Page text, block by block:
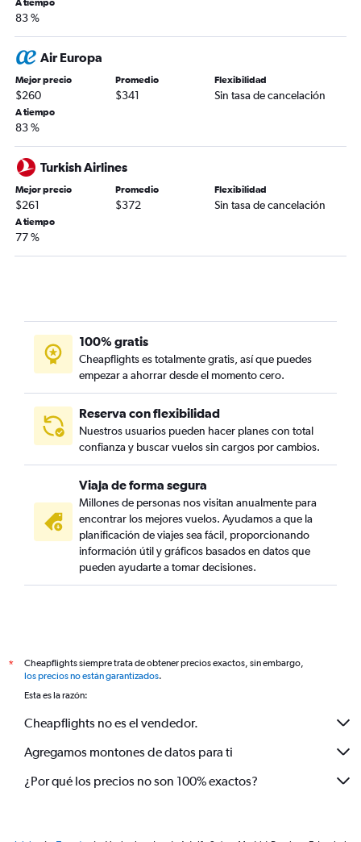
A tiempo
83 %
Air Europa
Mejor precio
$260
Promedio
$341
Flexibilidad
Sin tasa de cancelación
A tiempo
83 %
Turkish Airlines
Mejor precio
$261
Promedio
$372
Flexibilidad
Sin tasa de cancelación
A tiempo
77 %
100% gratis
Cheapflights es totalmente gratis, así que puedes
empezar a ahorrar desde el momento cero.
Reserva con flexibilidad
Nuestros usuarios pueden hacer planes con total
confianza y buscar vuelos sin cargos por cambios.
Viaja de forma segura
Millones de personas nos visitan anualmente para
encontrar los mejores vuelos. Ayudamos a que la
planificación de viajes sea fácil, proporcionando
información útil y gráficos basados en datos que
pueden ayudarte a tomar decisiones.
*
Cheapflights siempre trata de obtener precios exactos, sin embargo,
los precios no están garantizados.
Esta es la razón:
Cheapflights no es el vendedor.
Agregamos montones de datos para ti
¿Por qué los precios no son 100% exactos?